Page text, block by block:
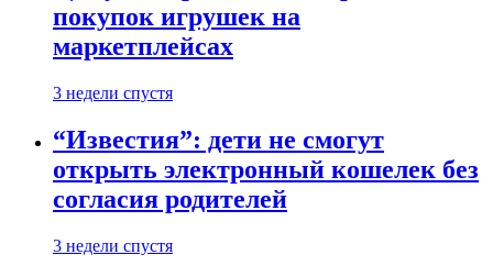
покупок игрушек на
маркетплейсах
3 недели спустя
“Известия”: дети не смогут
открыть электронный кошелек без
согласия родителей
3 недели спустя